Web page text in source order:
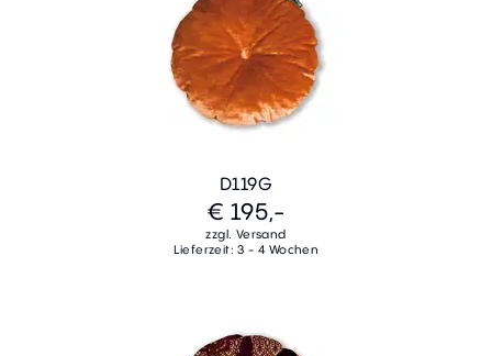
D119G
€ 195,-
zzgl. Versand
Lieferzeit: 3 - 4 Wochen